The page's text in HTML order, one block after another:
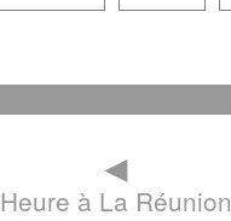
◄
Heure à La Réunion